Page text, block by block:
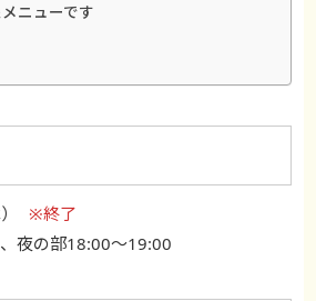
ニューです
※終了
夜の部18:00～19:00